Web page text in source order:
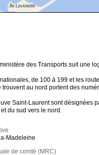
des Transports suit une
de 100 à 199 et les
au nord portent des
Saint-Laurent sont
du sud vers le nord.
Madeleine
de comté (MRC)